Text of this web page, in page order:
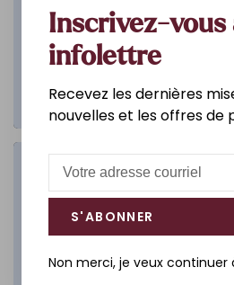
Salle de bain
DÉCOUVREZ
Inscrivez-vous
infolettre
Recevez les dernières
nouvelles et les offres de
S'ABONNER
Non merci, je veux continuer